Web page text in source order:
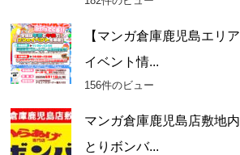
【マンガ倉庫鹿児島エリ
イベント情...
156件のビュー
マンガ倉庫鹿児島店敷地
とりボンバ...